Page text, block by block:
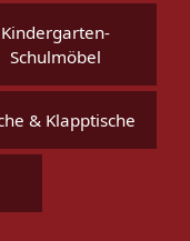
Kindergarten-
Schulmöbel
& Klapptische